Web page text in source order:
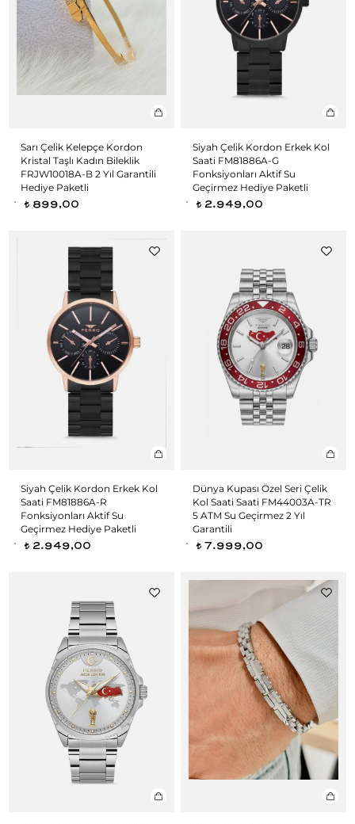
Sarı Çelik Kelepçe Kordon
Kristal Taşlı Kadın Bileklik
FRJW10018A-B 2 Yıl Garantili
Hediye Paketli
t 899,00
Siyah Çelik Kordon Erkek Kol
Saati FM81886A-G
Fonksiyonları Aktif Su
Geçirmez Hediye Paketli
t 2.949,00
Siyah Çelik Kordon Erkek Kol
Saati FM81886A-R
Fonksiyonları Aktif Su
Geçirmez Hediye Paketli
t 2.949,00
Dünya Kupası Özel Seri Çelik
Kol Saati Saati FM44003A-TR
5 ATM Su Geçirmez 2 Yıl
Garantili
t 7.999,00